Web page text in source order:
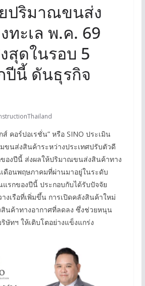
ยปริมาณขนส่ง
ทะเล พ.ค. 69
สุดในรอบ 5
ปีนี้ ดันธุรกิจ
คอร์ปอเรชั่น” หรือ SINO ประเมิน
ขนส่งสินค้าระหว่างประเทศปรับตัวดี
องปีนี้ ส่งผลให้ปริมาณขนส่งสินค้าทาง
ดือนพฤษภาคมที่ผ่านมาอยู่ในระดับ
แรกของปีนี้ ประกอบกับได้รับปัจจัย
งเรือที่เพิ่มขึ้น การเปิดคลังสินค้าใหม่
นค้าทางอากาศที่ลดลง ซึ่งช่วยหนุน
ษัทฯ ให้เติบโตอย่างแข็งแกร่ง